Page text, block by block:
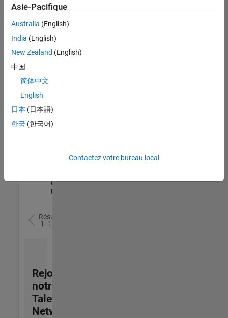
lieu
pour
l’ensemble
des
opportunités
votre
région.
Senior Software Quality Engineer
Senior
Engineer
qualité |
Expérimenté(e)
Résultats
1- 1 de
Rejoignez
notre
Talent
Network
Asie-Pacifique
Australia (English)
India (English)
New Zealand (English)
中国
简体中文
English
日本 (日本語)
한국 (한국어)
Contactez votre bureau local